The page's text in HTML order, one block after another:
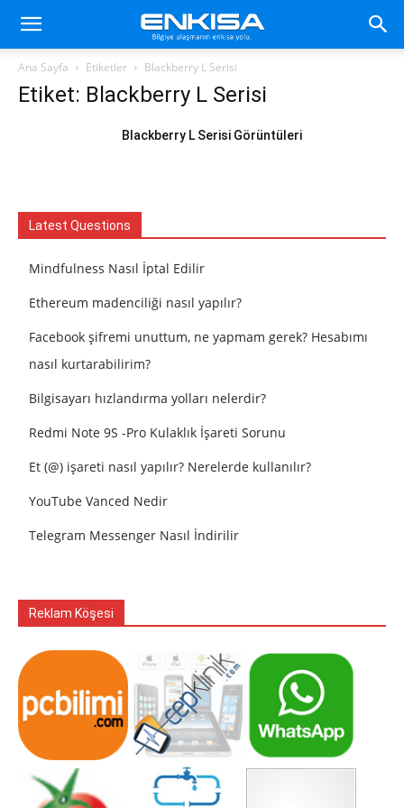
Ana Sayfa Etiketler Blackberry L Serisi
Etiket: Blackberry L Serisi
Blackberry L Serisi Görüntüleri
Latest Questions
Mindfulness Nasıl İptal Edilir
Ethereum madenciliği nasıl yapılır?
Facebook şifremi unuttum, ne yapmam gerek? Hesabımı
nasıl kurtarabilirim?
Bilgisayarı hızlandırma yolları nelerdir?
Redmi Note 9S -Pro Kulaklık İşareti Sorunu
Et (@) işareti nasıl yapılır? Nerelerde kullanılır?
YouTube Vanced Nedir
Telegram Messenger Nasıl İndirilir
Reklam Köşesi